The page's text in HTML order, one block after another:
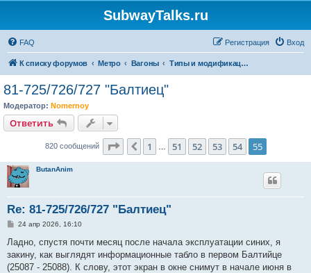
SubwayTalks.ru
FAQ Вход
Регистрация
К списку форумов Метро Вагоны Типы и модификации вагонов Петербургского Метрополитена
81-725/726/727 "Балтиец"
Модератор: Nomernoy
Ответить
820 сообщений Страница 55из 55
Пред.
1 51 52 53 54 55
ButanAnim
Re: 81-725/726/727 "Балтиец"
С
о
б
щ
е
24 апр 2026, 16:10
Ладно, спустя почти месяц после начала эксплуатации синих, я
закину, как выглядят информационные табло в первом Балтийце
(25087 - 25088). К слову, этот экран в окне снимут в начале июня в